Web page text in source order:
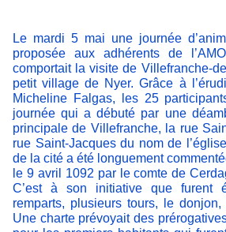
Le mardi 5 mai une journée
proposée aux adhérents de
comportait la visite de Villefranche-
petit village de Nyer. Grâce à
Micheline Falgas, les 25
journée qui a débuté par une
principale de Villefranche, la rue
rue Saint-Jacques du nom de
de la cité a été longuement
le 9 avril 1092 par le comte de
C’est à son initiative que furent
remparts, plusieurs tours, le donjon,
Une charte prévoyait des